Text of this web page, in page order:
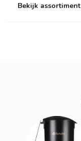
Bekijk assortiment